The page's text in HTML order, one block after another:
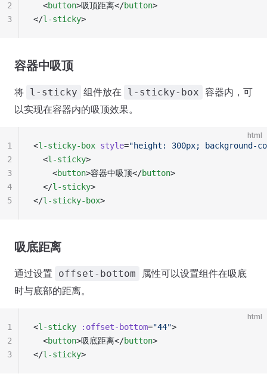
  <
button>吸顶距离</button>
</l-sticky>
2
3
容器中吸顶
将 l-sticky 组件放在 l-sticky-box 容器内，可
以实现在容器内的吸顶效果。
html
<l-sticky-box style="height: 300px;
  <
l-sticky>
    <
button>容器中吸顶</button>
  </
l-sticky>
</l-sticky-box>
1
2
3
4
5
吸底距离
通过设置 offset-bottom
属性可以设置组件在吸底
时与底部的距离。
html
<l-sticky :offset-bottom="44">
  <
button>吸底距离</button>
</l-sticky>
1
2
3